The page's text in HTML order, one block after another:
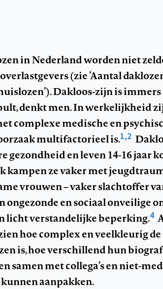
in Nederland worden niet
(zie ‘Aantal
Dakloos-zijn is
denkt men. In werkelijkheid
complexe medische en
multifactorieel is.1,2
gezondheid en leven 14-16 jaar
kampen ze vaker met
vrouwen – vaker slachtoffer
ongezonde en sociaal onveilige
licht verstandelijke beperking.4
hoe complex en veelkleurig de
is, hoe verschillend hun
samen met collega’s en niet-
aanpakken.